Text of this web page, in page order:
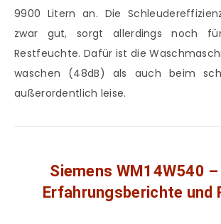
9900 Litern an. Die
zwar gut, sorgt allerdings noch
Restfeuchte. Dafür ist die
waschen (48dB) als auch beim
außerordentlich leise.
Siemens WM14W540
Erfahrungsberichte und